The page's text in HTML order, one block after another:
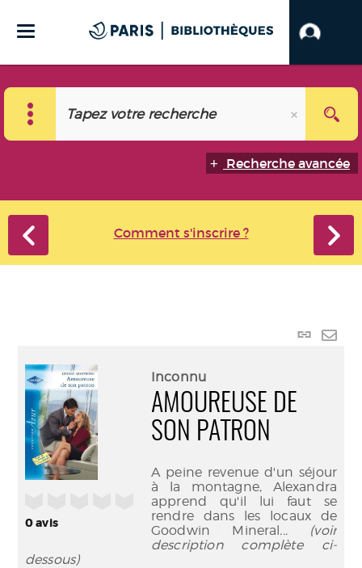
Recherche avancée
Comment s'inscrire ?
Lien
0avis
Inconnu
AMOUREUSE DE
SON PATRON
A peine revenue d'un séjour
à la montagne, Alexandra
apprend qu'il lui faut se
rendre dans les locaux de
Goodwin Mineral... (voir
description complète ci-
dessous)